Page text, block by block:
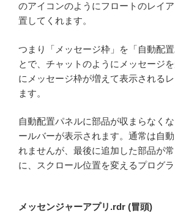
のアイコンのようにフロートのレイ
置してくれます。
つまり「メッセージ枠」を「自動配
とで、チャットのようにメッセージ
にメッセージ枠が増えて表示される
ます。
自動配置パネルに部品が収まらなく
ールバーが表示されます。通常は自
れませんが、最後に追加した部品が
に、スクロール位置を変えるプログラ
メッセンジャーアプリ.rdr (冒頭)